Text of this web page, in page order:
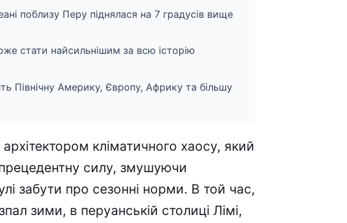
поблизу Перу піднялася на 7 градусів вище
стати найсильнішим за всю історію
Північну Америку, Європу, Африку та більшу
кліматичного хаосу, який
силу, змушуючи
забути про сезонні норми. В той час,
зими, в перуанській столиці Лімі,